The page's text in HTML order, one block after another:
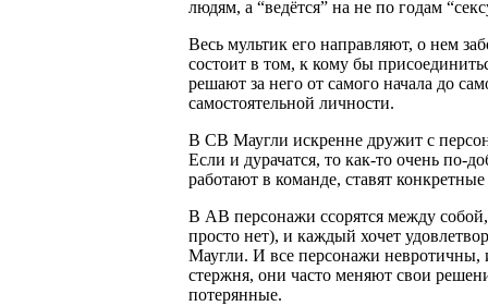
людям, а “ведётся” на не по годам
Весь мультик его направляют, о нем
состоит в том, к кому бы
решают за него от самого начала до
самостоятельной личности.
В СВ Маугли искренне дружит с
Если и дурачатся, то как-то очень по-
работают в команде, ставят
В АВ персонажи ссорятся между
просто нет), и каждый хочет
Маугли. И все персонажи невротичны,
стержня, они часто меняют свои
потерянные.